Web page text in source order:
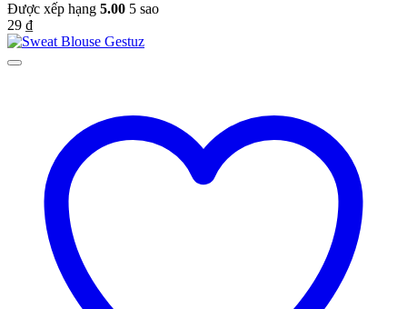
Được xếp hạng 5.00 5 sao
29 ₫